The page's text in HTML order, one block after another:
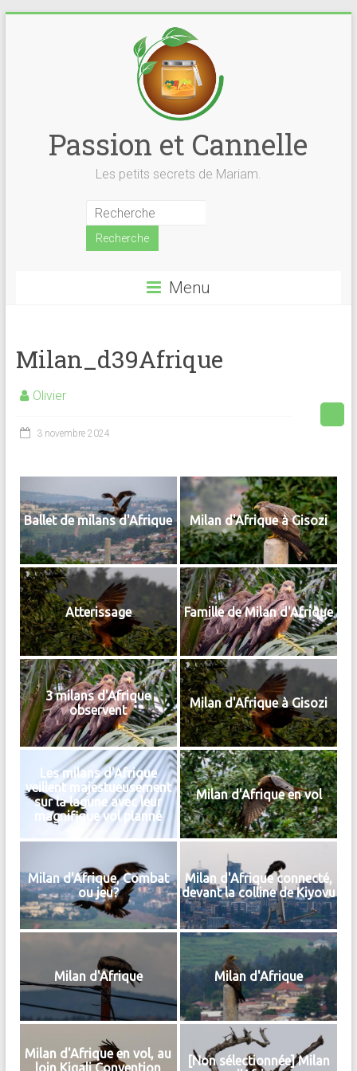
Passion et Cannelle
Les petits secrets de Mariam.
Menu
Milan_d39Afrique
Olivier
3 novembre 2024
Ballet de milans d'Afrique Milan d'Afrique à Gisozi
Atterissage Famille de Milan d'Afrique
3 milans d'Afrique
observent
Milan d'Afrique à Gisozi
Les milans d'Afrique
veillent majestueusement
sur la lagune avec leur
magnifique vol planné
Milan d'Afrique en vol
Milan d'Afrique, Combat
ou jeu?
Milan d'Afrique connecté,
devant la colline de Kiyovu
Milan d'Afrique Milan d'Afrique
Milan d'Afrique en vol, au
loin Kigali Convention
[Non sélectionnée] Milan